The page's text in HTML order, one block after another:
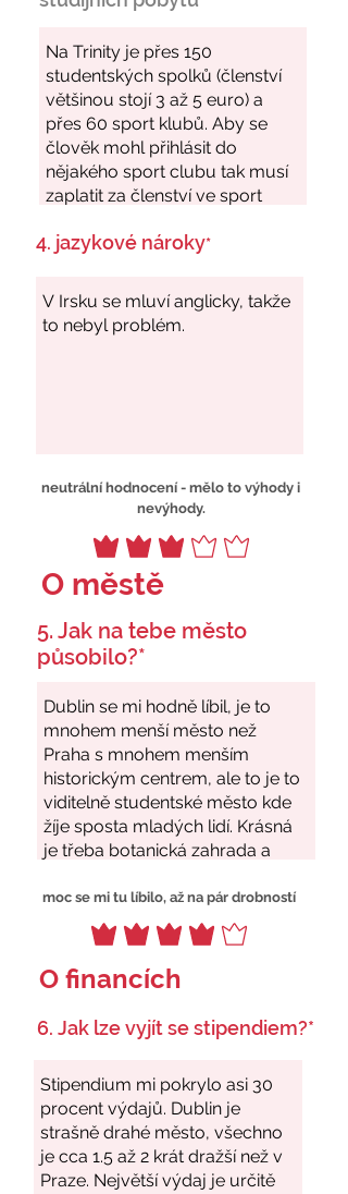
4. jazykové nároky*
neutrální hodnocení - mělo to výhody i
nevýhody.
O městě
5. Jak na tebe město
působilo?*
moc se mi tu líbilo, až na pár drobností
O financích
6. Jak lze vyjít se stipendiem?*